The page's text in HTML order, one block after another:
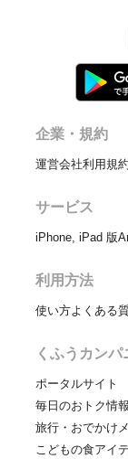
企業・規約
運営会社利用規約
サービス
iPhone, iPad 版
利用方法
使い方よくある
くふうカンパ
ポータルサイト
毎日のおトク情
旅行・おでかけ
こどもの食アイ